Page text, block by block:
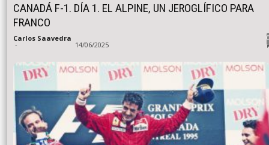
CANADÁ F-1. DÍA 1. EL ALPINE, UN JEROGLÍFICO PARA
FRANCO
Carlos Saavedra
- 14/06/2025